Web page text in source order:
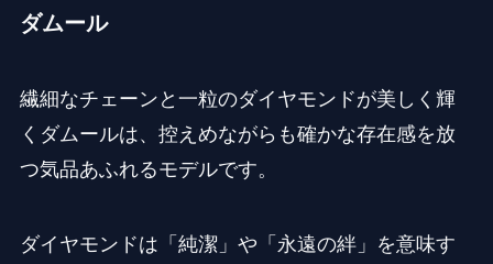
ダムール
繊細なチェーンと一粒のダイヤモンドが美しく輝
くダムールは、控えめながらも確かな存在感を放
つ気品あふれるモデルです。
ダイヤモンドは「純潔」や「永遠の絆」を意味す